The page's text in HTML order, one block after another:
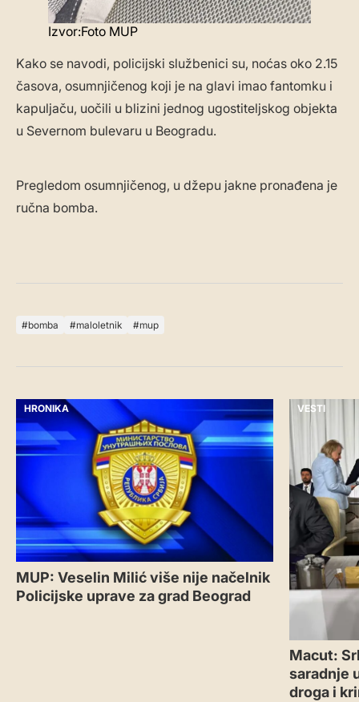
Izvor:Foto MUP
Kako se navodi, policijski službenici su, noćas oko 2.15
časova, osumnjičenog koji je na glavi imao fantomku i
kapuljaču, uočili u blizini jednog ugostiteljskog objekta
u Severnom bulevaru u Beogradu.
Pregledom osumnjičenog, u džepu jakne pronađena je
ručna bomba.
bomba maloletnik mup
HRONIKA
MUP: Veselin Milić više nije načelnik
Policijske uprave za grad Beograd
VESTI
Macut:
saradnje
droga i